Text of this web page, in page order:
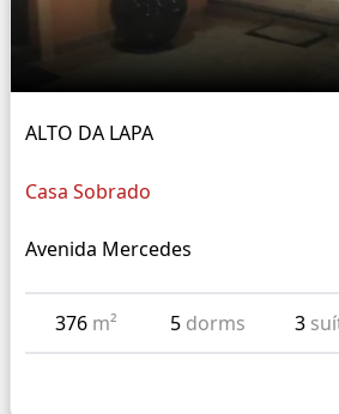
ALTO DA LAPA
Casa Sobrado
Avenida Mercedes
376 m² 5 dorms 3